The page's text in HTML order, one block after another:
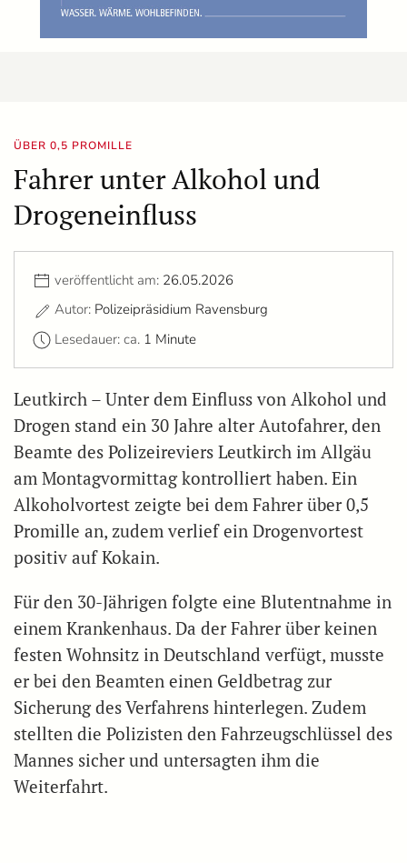
ÜBER 0,5 PROMILLE
Fahrer unter Alkohol und
Drogeneinfluss
veröffentlicht am: 26.05.2026
Autor: Polizeipräsidium Ravensburg
Lesedauer: ca. 1 Minute
Leutkirch – Unter dem Einfluss von Alkohol und
Drogen stand ein 30 Jahre alter Autofahrer, den
Beamte des Polizeireviers Leutkirch im Allgäu
am Montagvormittag kontrolliert haben. Ein
Alkoholvortest zeigte bei dem Fahrer über 0,5
Promille an, zudem verlief ein Drogenvortest
positiv auf Kokain.
Für den 30-Jährigen folgte eine Blutentnahme in
einem Krankenhaus. Da der Fahrer über keinen
festen Wohnsitz in Deutschland verfügt, musste
er bei den Beamten einen Geldbetrag zur
Sicherung des Verfahrens hinterlegen. Zudem
stellten die Polizisten den Fahrzeugschlüssel des
Mannes sicher und untersagten ihm die
Weiterfahrt.